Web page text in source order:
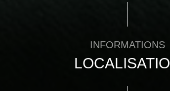
INFORMATIONS